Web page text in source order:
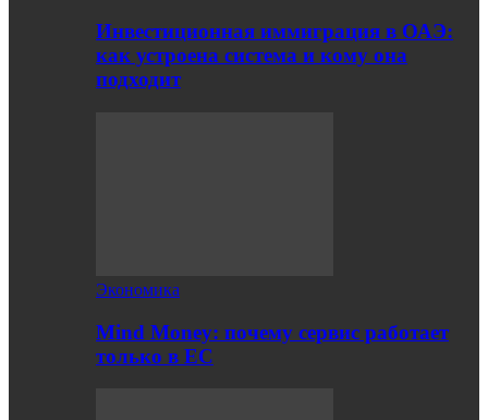
Инвестиционная иммиграция в ОАЭ:
как устроена система и кому она
подходит
Экономика
Mind Money: почему сервис работает
только в ЕС